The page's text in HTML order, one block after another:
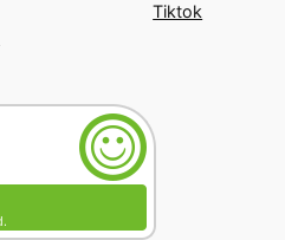
Tiktok